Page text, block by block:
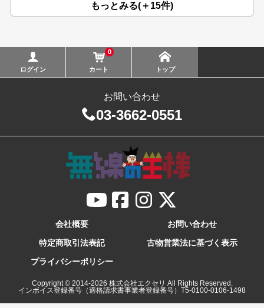
もっとみる(＋15件)
ログイン
0
カート トップ
お問い合わせ
03-3662-0551
会社概要
お問い合わせ
特定商取引法表記
古物営業法に基づく表示
プライバシーポリシー
Copyright © 2014-2026 株式会社エクセリ All Rights Reserved.
インボイス登録番号（適格請求書事業者登録番号）T5-0100-0106-1498